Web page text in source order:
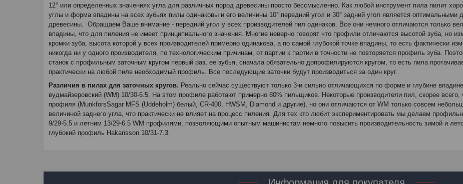
12° или определенных значениях угла для различных пород древесины просто бессмысленно. Как любой инструмент пила пилит
углы и форма впадины на всех зубьях пилы одинаковы и его величины 10° передний угол и 30° задний угол является
древесины. Обращаем Ваше внимание - передний угол у всех производителей пил одинаков. Все они немного отличаются только
впадины, что для пиления не имеет принципиального значения. Многие неверно говорят что профили отличаются высотой зуба, но
кромки зуба, высота которой у всех производителей примерно одинакова, а по самой глубокой точке впадины, то есть фактически
никогда ни у одного производителя, по технологическим причинам, от партии к партии в точности не повторяется профиль зуба.
станок с профильным заточным кругом первый раз, ее зубья, сначала обязательно допрофилируются кругом, то есть пила
практически на любой пиле необходимый профиль. Все последующие заточки будут производиться за один круг.
Различия в пилах для заточных кругов. Реально сейчас существуют только 3-и сильно отличающихся по форме и глубине
вудмайзеровский (WM) 10/30-6.5. На этом профиле работают примерно 80% пильщиков. Некоторые производители пил, скорее всего,
профиля (MunkforsSagar MFS (Uddeholm) белый, CR-400, HWSM, Diamond и другие), но они отличаются от WM только совсем
величиной заднего угла, что практически не влияет на процесс пиления. Для тех кто любит экспериментировать мы делаем
9/29-5.5 и летним 13/29-6.5 WM профилями, позволяющими опытным машинистам немного повысить производительность зимой и
глубокий профиль Hakansson 10/31-7.3.